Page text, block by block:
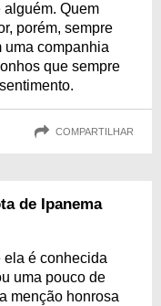
Quem
porém, sempre
uma companhia
que sempre
COMPARTILHAR
de Ipanema
ela é conhecida
uma pouco de
menção honrosa